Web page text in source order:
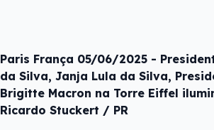
Paris França 05/06/2025 -
da Silva, Janja Lula da Silva,
Brigitte Macron na Torre Eiffel
Ricardo Stuckert / PR